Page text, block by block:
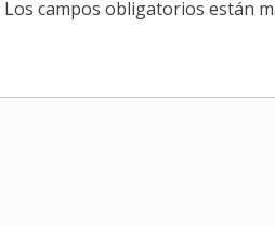
Los campos obligatorios están